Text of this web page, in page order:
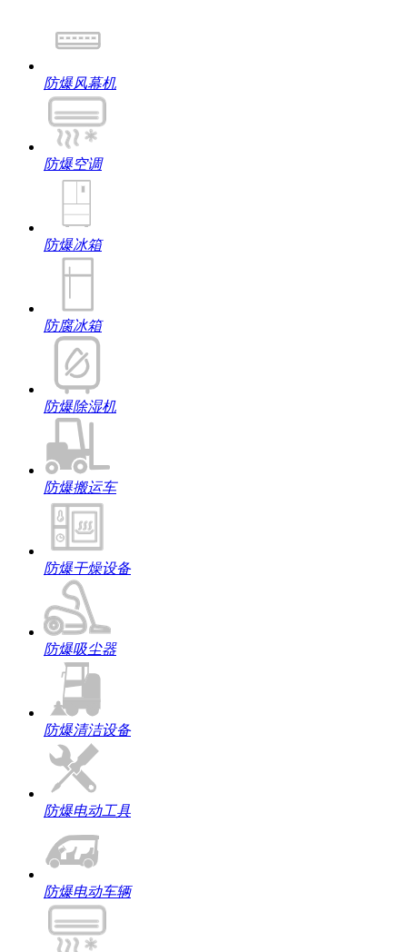
防爆风幕机
防爆空调
防爆冰箱
防腐冰箱
防爆除湿机
防爆搬运车
防爆干燥设备
防爆吸尘器
防爆清洁设备
防爆电动工具
防爆电动车辆